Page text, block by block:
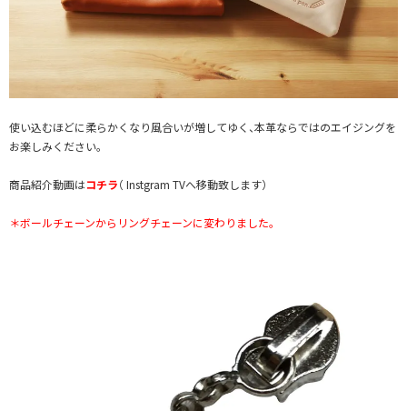
使い込むほどに柔らかくなり風合いが増してゆく、本革ならではのエイジングを
お楽しみください。
商品紹介動画はコチラ（ Instgram TVへ移動致します）
＊ボールチェーンからリングチェーンに変わりました。